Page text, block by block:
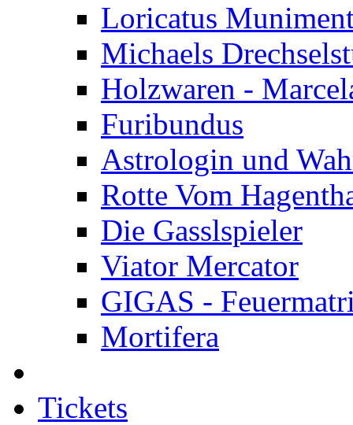
Loricatus
Michaels
Holzwaren -
Furibundus
Astrologin und
Rotte Vom
Die Gasslspieler
Viator Mercator
GIGAS -
Mortifera
Tickets